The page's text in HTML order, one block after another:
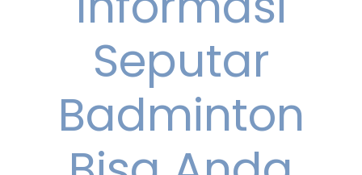
Seputar
Badminton